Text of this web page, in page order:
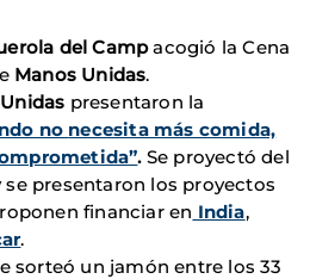
del Campacogió la Cena
Manos Unidas.
presentaron la
no necesita más comida,
.Se proyectó del
presentaron los proyectos
financiar en India,
.
sorteó un jamón entre los 33